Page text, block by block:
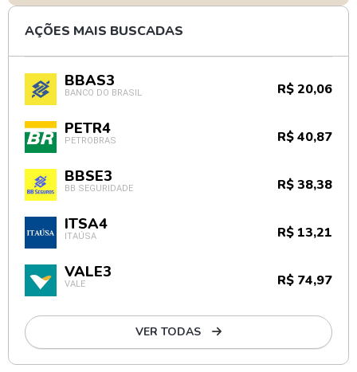
AÇÕES MAIS BUSCADAS
BBAS3
BANCO DO BRASIL R$ 20,06
PETR4
PETROBRAS R$ 40,87
BBSE3
BB SEGURIDADE R$ 38,38
ITSA4
ITAÚSA R$ 13,21
VALE3
VALE R$ 74,97
VER TODAS